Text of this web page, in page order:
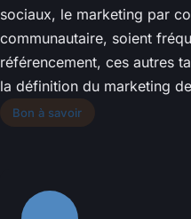
sociaux, le marketing par
communautaire, soient
référencement, ces autres
la définition du marketing
Bon à savoir